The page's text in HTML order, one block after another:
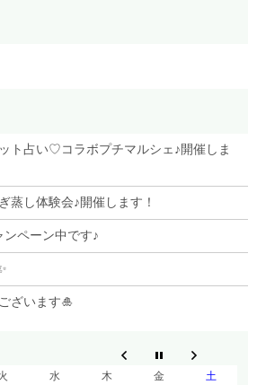
ト占い♡コラボプチマルシェ♪開催しま
蒸し体験会♪開催します！
ンペーン中です♪
ざいます🎍
水 木 金
土